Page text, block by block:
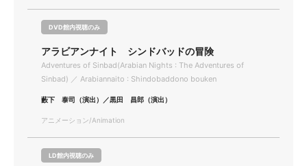
DVD館内視聴のみ
アラビアンナイト シンドバッドの冒険
Adventures of Sinbad(Arabian Nights : The Adventures of
Sinbad) ／ Arabiannaito : Shindobaddono bouken
藪下 泰司（演出）／黒田 昌郎（演出）
アニメーション/Animation
LD館内視聴のみ